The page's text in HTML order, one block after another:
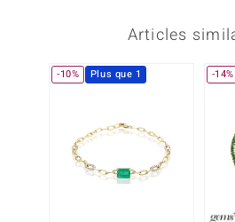
Articles
-10% Plus que 1 -14%